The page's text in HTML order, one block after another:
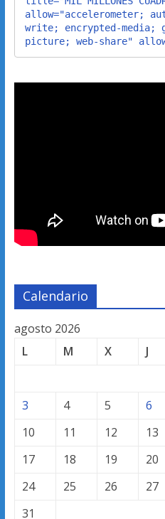
allow="accelerometer;
write; encrypted-media;
picture; web-share"
Calendario
agosto 2026
L
M X J
3
4 5 6
10
11 12 13
17
18 19 20
24
25 26 27
31